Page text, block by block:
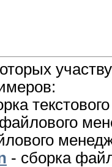
- сборка